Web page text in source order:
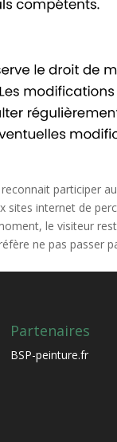
participer
internet de
le visiteur
ne pas passer
Partenaires
BSP-peinture.fr